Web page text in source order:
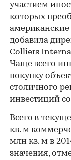
участием
которых
добавила
Colliers
Чаще всего
покупку
столичного
инвестиций
Всего в
кв. м
млн кв. м в
значения,